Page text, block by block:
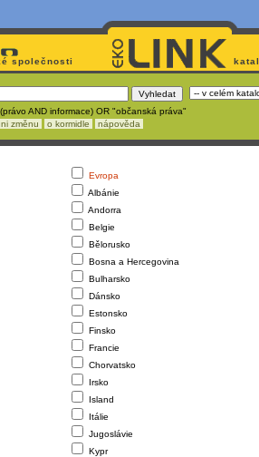
společnosti
(právo AND informace) OR "občanská práva"
změnu
o kormidle nápověda
Evropa
Albánie
Andorra
Belgie
Bělorusko
Bosna a Hercegovina
Bulharsko
Dánsko
Estonsko
Finsko
Francie
Chorvatsko
Irsko
Island
Itálie
Jugoslávie
Kypr